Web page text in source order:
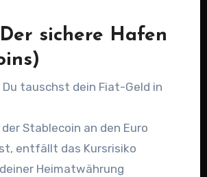
Der sichere Hafen
Du tauschst dein Fiat-Geld in
der Stablecoin an den Euro
entfällt das Kursrisiko
Heimatwährung